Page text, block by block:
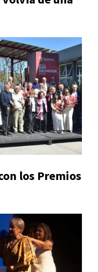
los Premios